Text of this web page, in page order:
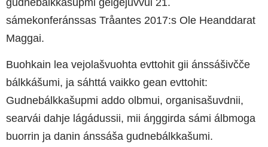
sámekonferánssas Tråantes 2017:s Ole Heanddarat
Maggai.
Buohkain lea vejolašvuohta evttohit gii ánssášivčče
bálkkášumi, ja sáhttá vaikko gean evttohit:
Gudnebálkkašupmi addo olbmui, organisašuvdnii,
searvái dahje lágádussii, mii áŋggirda sámi álbmoga
buorrin ja danin ánssáša gudnebálkkašumi.